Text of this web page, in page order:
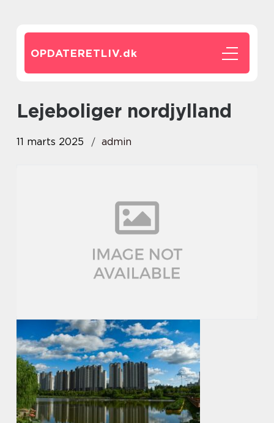
OPDATERETLIV.dk
lejeboliger nordjylland
11 marts 2025 admin